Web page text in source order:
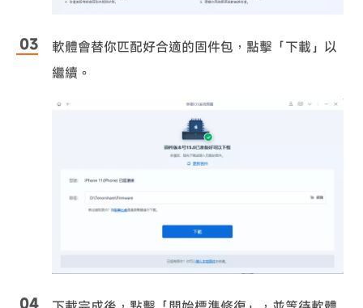
軟體會替你匹配好合適的固件包，點擊「下載」以
繼續。